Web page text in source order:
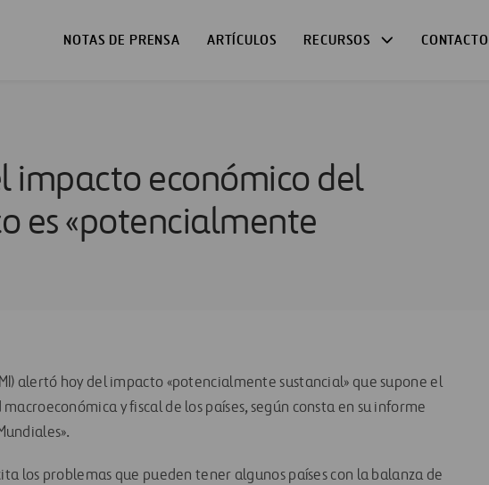
NOTAS DE PRENSA ARTÍCULOS RECURSOS CONTACTO
impacto económico del
es «potencialmente
alertó hoy del impacto «potencialmente sustancial» que supone el
y fiscal de los países, según consta en su informe
los problemas que pueden tener algunos países con la balanza de